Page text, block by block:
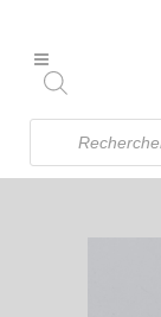
Recherche
produits